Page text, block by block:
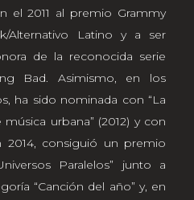
el 2011 al premio Grammy
Alternativo Latino y a ser
de la reconocida serie
Bad. Asimismo, en los
ha sido nominada con “La
urbana” (2012) y con
2014, consiguió un premio
Paralelos” junto a
“Canción del año” y, en